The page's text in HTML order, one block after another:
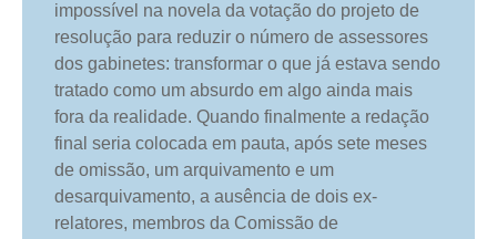
impossível na novela da votação do projeto de
resolução para reduzir o número de assessores
dos gabinetes: transformar o que já estava sendo
tratado como um absurdo em algo ainda mais
fora da realidade. Quando finalmente a redação
final seria colocada em pauta, após sete meses
de omissão, um arquivamento e um
desarquivamento, a ausência de dois ex-
relatores, membros da Comissão de